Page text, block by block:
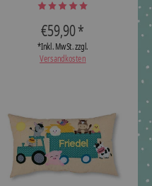
out of 5
The rating of this product is
5
€59,90 *
*Inkl. MwSt. zzgl.
Versandkosten